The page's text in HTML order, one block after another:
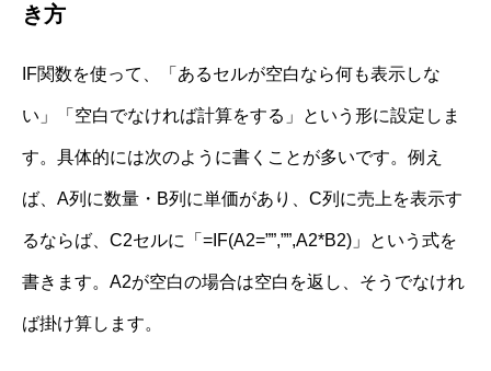
き方
IF関数を使って、「あるセルが空白なら何も表示しな
い」「空白でなければ計算をする」という形に設定しま
す。具体的には次のように書くことが多いです。例え
ば、A列に数量・B列に単価があり、C列に売上を表示す
るならば、C2セルに「=IF(A2=””,””,A2*B2)」という式を
書きます。A2が空白の場合は空白を返し、そうでなけれ
ば掛け算します。